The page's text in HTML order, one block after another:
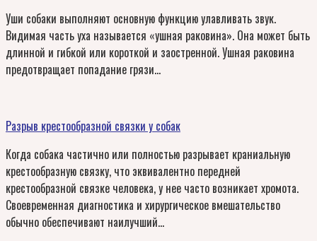
Уши собаки выполняют основную функцию улавливать звук.
Видимая часть уха называется «ушная раковина». Она может быть
длинной и гибкой или короткой и заостренной. Ушная раковина
предотвращает попадание грязи…
Разрыв крестообразной связки у собак
Когда собака частично или полностью разрывает краниальную
крестообразную связку, что эквивалентно передней
крестообразной связке человека, у нее часто возникает хромота.
Своевременная диагностика и хирургическое вмешательство
обычно обеспечивают наилучший…